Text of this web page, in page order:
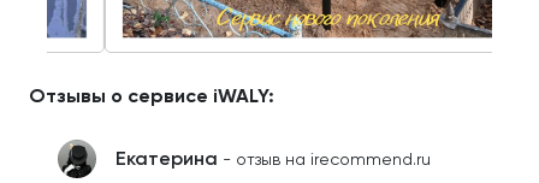
Отзывы о сервисе iWALY:
Екатерина - отзыв на irecommend.ru